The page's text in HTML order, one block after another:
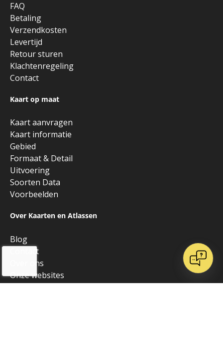
FAQ
Betaling
Verzendkosten
Levertijd
Retour sturen
Klachtenregeling
Contact
Kaart op maat
Kaart aanvragen
Kaart informatie
Gebied
Formaat & Detail
Uitvoering
Soorten Data
Voorbeelden
Over Kaarten en Atlassen
Blog
Contact
Over ons
Onze websites